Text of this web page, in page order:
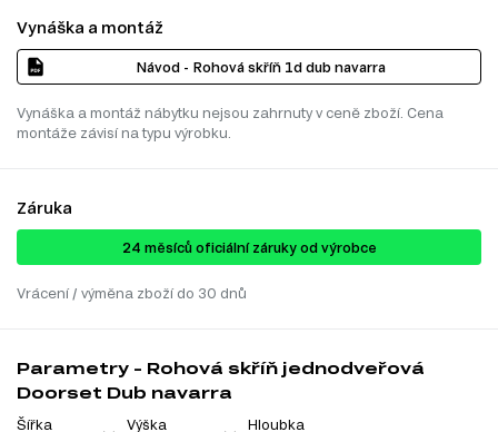
Vynáška a montáž
Návod - Rohová skříň 1d dub navarra
Vynáška a montáž nábytku nejsou zahrnuty v ceně zboží. Cena
montáže závisí na typu výrobku.
Záruka
24 ​​​​měsíců oficiální záruky od výrobce
Vrácení / výměna zboží do 30 dnů
Parametry - Rohová skříň jednodveřová
Doorset Dub navarra
Šířka Výška Hloubka